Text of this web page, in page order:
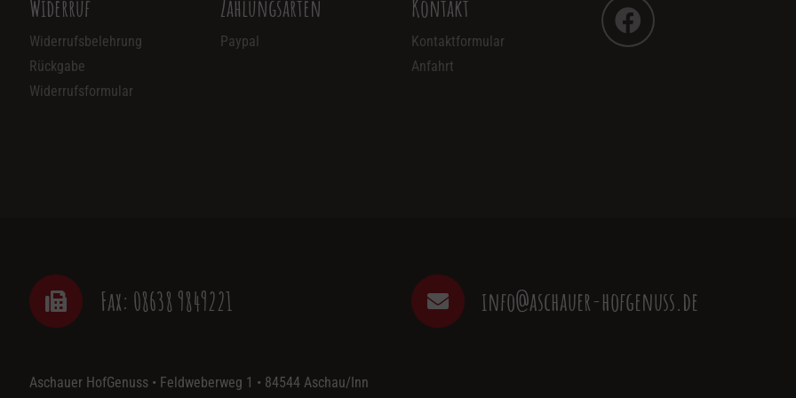
Widerruf
Widerrufsbelehrung
Rückgabe
Widerrufsformular
Zahlungsarten
Paypal
Kontakt
Kontaktformular
Anfahrt
Fax: 08638 9849221 info@aschauer-hofgenuss.de
Aschauer HofGenuss • Feldweberweg 1 • 84544 Aschau/Inn